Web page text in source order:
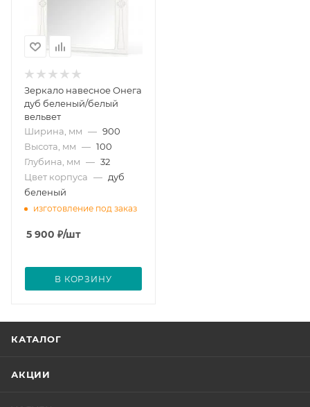
Зеркало навесное Онега
дуб беленый/белый
вельвет
Ширина, мм — 900
Высота, мм — 100
Глубина, мм — 32
Цвет корпуса — дуб
беленый
изготовление под заказ
5 900 ₽/шт
В КОРЗИНУ
КАТАЛОГ
АКЦИИ